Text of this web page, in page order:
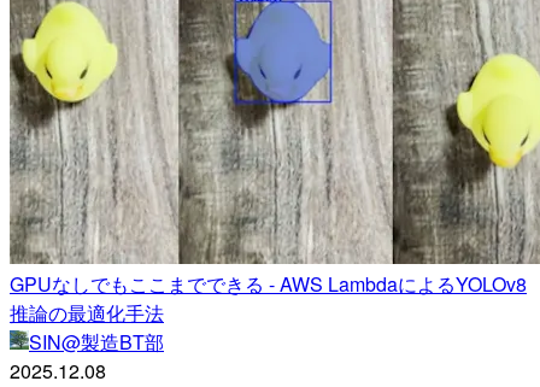
GPUなしでもここまでできる - AWS LambdaによるYOLOv8
推論の最適化手法
SIN@製造BT部
2025.12.08